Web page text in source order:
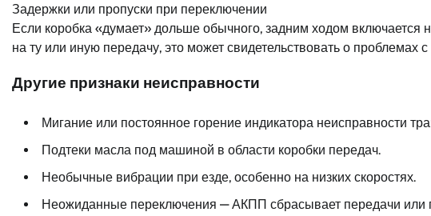
Задержки или пропуски при переключении
Если коробка «думает» дольше обычного, задним ходом включается
на ту или иную передачу, это может свидетельствовать о проблемах
Другие признаки неисправности
Мигание или постоянное горение индикатора неисправности
Подтеки масла под машиной в области коробки передач.
Необычные вибрации при езде, особенно на низких скоростях.
Неожиданные переключения — АКПП сбрасывает передачи или